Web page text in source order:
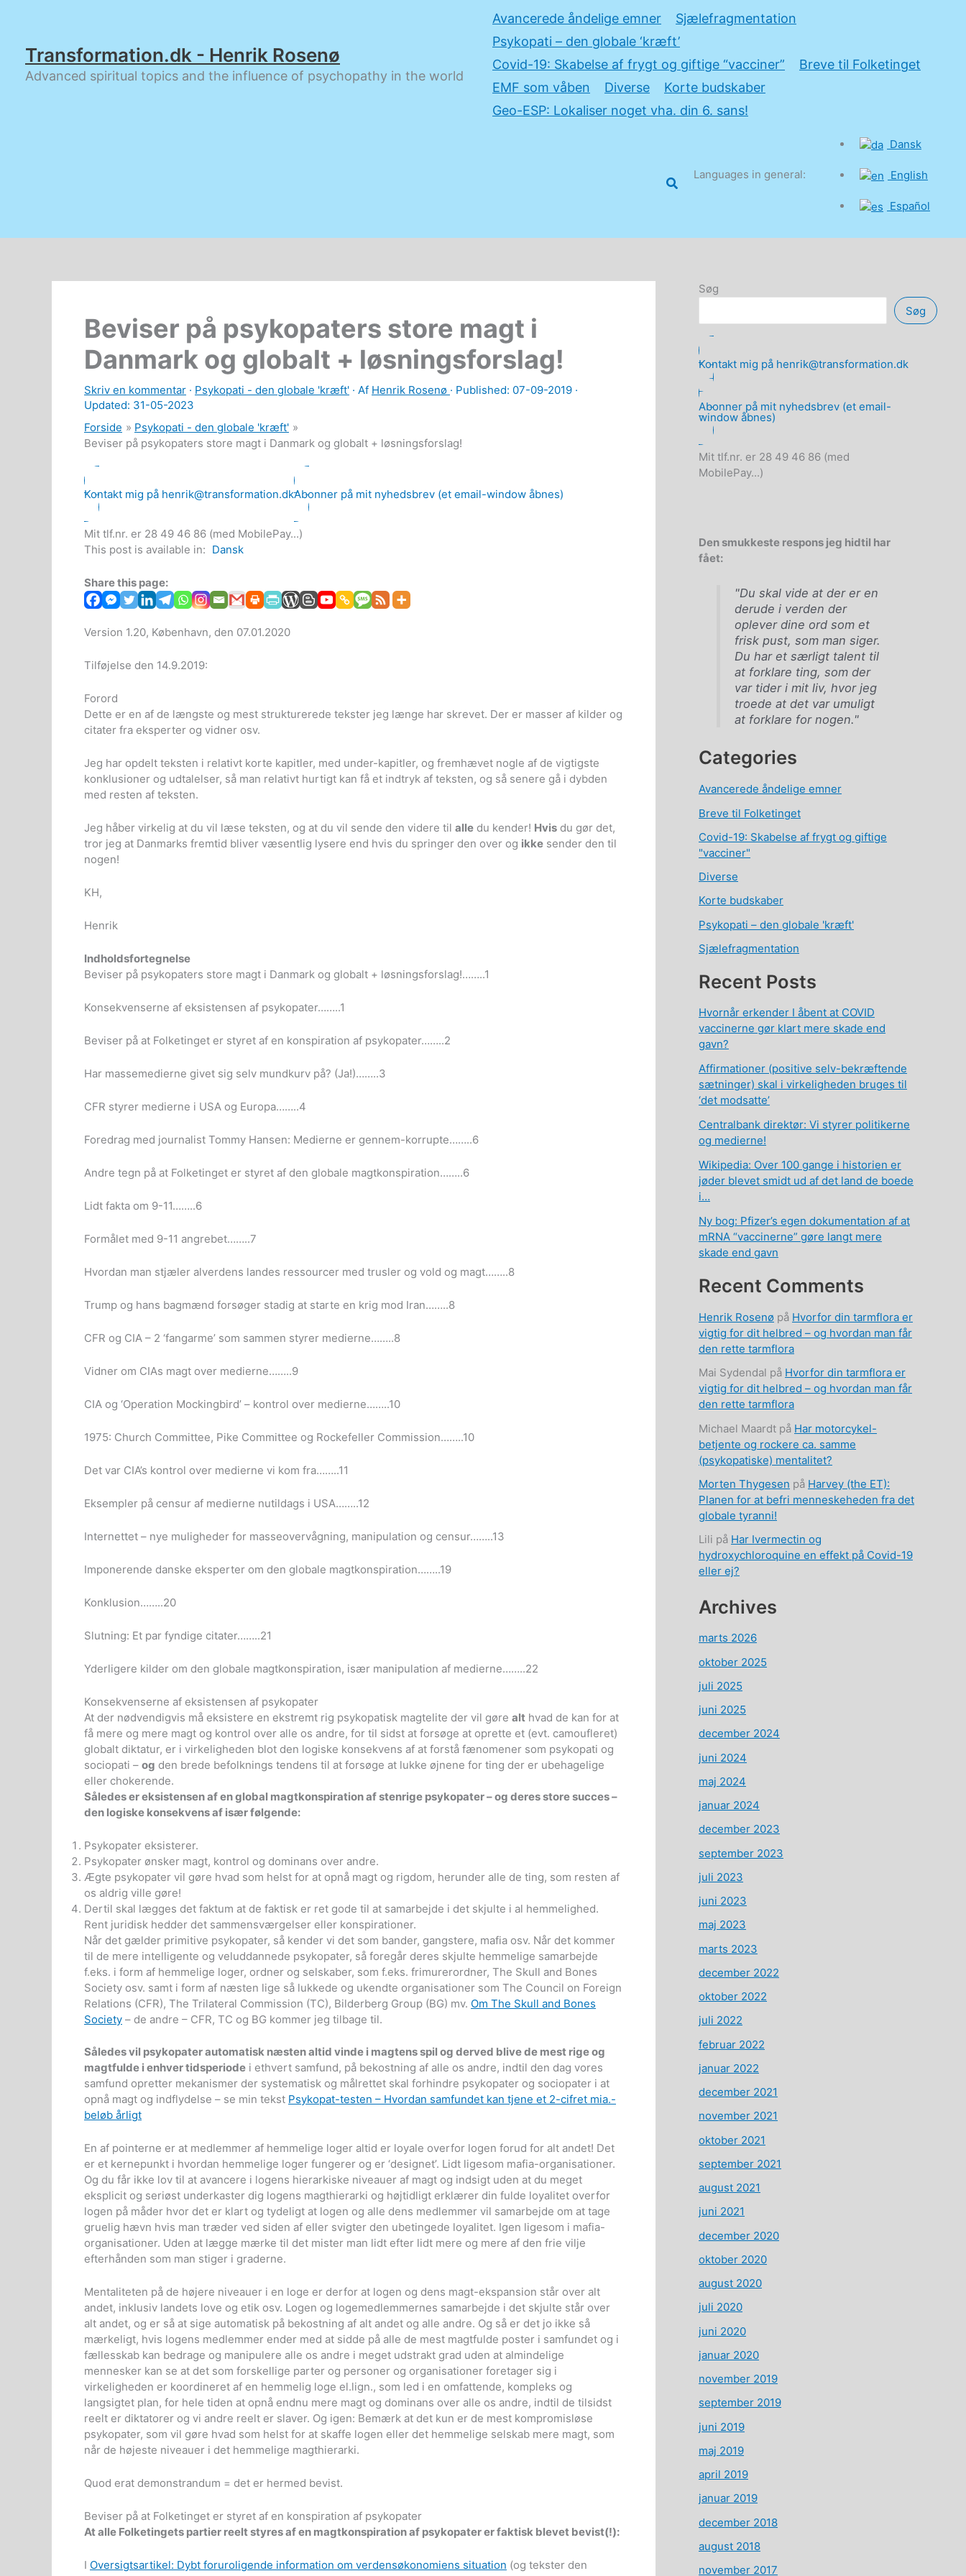
Transformation.dk - Henrik Rosenø
Advanced spiritual topics and the influence of psychopathy in the world
Avancerede åndelige emner
Sjælefragmentation
Psykopati – den globale ‘kræft’
Covid-19: Skabelse af frygt og giftige “vacciner”
Breve til Folketinget
EMF som våben
Diverse
Korte budskaber
Geo-ESP: Lokaliser noget vha. din 6. sans!
Søg Languages in general:
Dansk
English
Español
Beviser på psykopaters store magt i
Danmark og globalt + løsningsforslag!
Skriv en kommentar · Psykopati - den globale 'kræft' · Af Henrik Rosenø · Published: 07-09-2019 ·
Updated: 31-05-2023
Forside
Psykopati - den globale 'kræft'
Beviser på psykopaters store magt i Danmark og globalt + løsningsforslag!
Kontakt mig på henrik@transformation.dkAbonner på mit nyhedsbrev (et email-window åbnes)
Mit tlf.nr. er 28 49 46 86 (med MobilePay...)
This post is available in: Dansk
Share this page:
Version 1.20, København, den 07.01.2020
Tilføjelse den 14.9.2019:
Forord
Dette er en af de længste og mest strukturerede tekster jeg længe har skrevet. Der er masser af kilder og
citater fra eksperter og vidner osv.
Jeg har opdelt teksten i relativt korte kapitler, med under-kapitler, og fremhævet nogle af de vigtigste
konklusioner og udtalelser, så man relativt hurtigt kan få et indtryk af teksten, og så senere gå i dybden
med resten af teksten.
Jeg håber virkelig at du vil læse teksten, og at du vil sende den videre til alle du kender! Hvis du gør det,
tror jeg at Danmarks fremtid bliver væsentlig lysere end hvis du springer den over og ikke sender den til
nogen!
KH,
Henrik
Indholdsfortegnelse
Beviser på psykopaters store magt i Danmark og globalt + løsningsforslag!……..1
Konsekvenserne af eksistensen af psykopater……..1
Beviser på at Folketinget er styret af en konspiration af psykopater……..2
Har massemedierne givet sig selv mundkurv på? (Ja!)……..3
CFR styrer medierne i USA og Europa……..4
Foredrag med journalist Tommy Hansen: Medierne er gennem-korrupte……..6
Andre tegn på at Folketinget er styret af den globale magtkonspiration……..6
Lidt fakta om 9-11……..6
Formålet med 9-11 angrebet……..7
Hvordan man stjæler alverdens landes ressourcer med trusler og vold og magt……..8
Trump og hans bagmænd forsøger stadig at starte en krig mod Iran……..8
CFR og CIA – 2 ‘fangarme’ som sammen styrer medierne……..8
Vidner om CIAs magt over medierne……..9
CIA og ‘Operation Mockingbird’ – kontrol over medierne……..10
1975: Church Committee, Pike Committee og Rockefeller Commission……..10
Det var CIA’s kontrol over medierne vi kom fra……..11
Eksempler på censur af medierne nutildags i USA……..12
Internettet – nye muligheder for masseovervågning, manipulation og censur……..13
Imponerende danske eksperter om den globale magtkonspiration……..19
Konklusion……..20
Slutning: Et par fyndige citater……..21
Yderligere kilder om den globale magtkonspiration, især manipulation af medierne……..22
Konsekvenserne af eksistensen af psykopater
At der nødvendigvis må eksistere en ekstremt rig psykopatisk magtelite der vil gøre alt hvad de kan for at
få mere og mere magt og kontrol over alle os andre, for til sidst at forsøge at oprette et (evt. camoufleret)
globalt diktatur, er i virkeligheden blot den logiske konsekvens af at forstå fænomener som psykopati og
sociopati – og den brede befolknings tendens til at forsøge at lukke øjnene for ting der er ubehagelige
eller chokerende.
Således er eksistensen af en global magtkonspiration af stenrige psykopater – og deres store succes –
den logiske konsekvens af især følgende:
Psykopater eksisterer.
Psykopater ønsker magt, kontrol og dominans over andre.
Ægte psykopater vil gøre hvad som helst for at opnå magt og rigdom, herunder alle de ting, som resten af
os aldrig ville gøre!
Dertil skal lægges det faktum at de faktisk er ret gode til at samarbejde i det skjulte i al hemmelighed.
Rent juridisk hedder det sammensværgelser eller konspirationer.
Når det gælder primitive psykopater, så kender vi det som bander, gangstere, mafia osv. Når det kommer
til de mere intelligente og veluddannede psykopater, så foregår deres skjulte hemmelige samarbejde
f.eks. i form af hemmelige loger, ordner og selskaber, som f.eks. frimurerordner, The Skull and Bones
Society osv. samt i form af næsten lige så lukkede og ukendte organisationer som The Council on Foreign
Relations (CFR), The Trilateral Commission (TC), Bilderberg Group (BG) mv. Om The Skull and Bones
Society – de andre – CFR, TC og BG kommer jeg tilbage til.
Således vil psykopater automatisk næsten altid vinde i magtens spil og derved blive de mest rige og
magtfulde i enhver tidsperiode i ethvert samfund, på bekostning af alle os andre, indtil den dag vores
samfund opretter mekanismer der systematisk og målrettet skal forhindre psykopater og sociopater i at
opnå magt og indflydelse – se min tekst Psykopat-testen – Hvordan samfundet kan tjene et 2-cifret mia.-
beløb årligt
En af pointerne er at medlemmer af hemmelige loger altid er loyale overfor logen forud for alt andet! Det
er et kernepunkt i hvordan hemmelige loger fungerer og er ‘designet’. Lidt ligesom mafia-organisationer.
Og du får ikke lov til at avancere i logens hierarkiske niveauer af magt og indsigt uden at du meget
eksplicit og seriøst underkaster dig logens magthierarki og højtidligt erklærer din fulde loyalitet overfor
logen på måder hvor det er klart og tydeligt at logen og alle dens medlemmer vil samarbejde om at tage
gruelig hævn hvis man træder ved siden af eller svigter den ubetingede loyalitet. Igen ligesom i mafia-
organisationer. Uden at lægge mærke til det mister man lidt efter lidt mere og mere af den frie vilje
efterhånden som man stiger i graderne.
Mentaliteten på de højere niveauer i en loge er derfor at logen og dens magt-ekspansion står over alt
andet, inklusiv landets love og etik osv. Logen og logemedlemmernes samarbejde i det skjulte står over
alt andet, og er så at sige automatisk på bekostning af alt andet og alle andre. Og så er det jo ikke så
mærkeligt, hvis logens medlemmer ender med at sidde på alle de mest magtfulde poster i samfundet og i
fællesskab kan bedrage og manipulere alle os andre i meget udstrakt grad uden at almindelige
mennesker kan se at det som forskellige parter og personer og organisationer foretager sig i
virkeligheden er koordineret af en hemmelig loge el.lign., som led i en omfattende, kompleks og
langsigtet plan, for hele tiden at opnå endnu mere magt og dominans over alle os andre, indtil de tilsidst
reelt er diktatorer og vi andre reelt er slaver. Og igen: Bemærk at det kun er de mest kompromisløse
psykopater, som vil gøre hvad som helst for at skaffe logen eller det hemmelige selskab mere magt, som
når de højeste niveauer i det hemmelige magthierarki.
Quod erat demonstrandum = det er hermed bevist.
Beviser på at Folketinget er styret af en konspiration af psykopater
At alle Folketingets partier reelt styres af en magtkonspiration af psykopater er faktisk blevet bevist(!):
I Oversigtsartikel: Dybt foruroligende information om verdensøkonomiens situation (og tekster den
Søg
Søg
Kontakt mig på henrik@transformation.dk
Abonner på mit nyhedsbrev (et email-
window åbnes)
Mit tlf.nr. er 28 49 46 86 (med
MobilePay...)
Den smukkeste respons jeg hidtil har
fået:
"Du skal vide at der er en
derude i verden der
oplever dine ord som et
frisk pust, som man siger.
Du har et særligt talent til
at forklare ting, som der
var tider i mit liv, hvor jeg
troede at det var umuligt
at forklare for nogen."
Categories
Avancerede åndelige emner
Breve til Folketinget
Covid-19: Skabelse af frygt og giftige
"vacciner"
Diverse
Korte budskaber
Psykopati – den globale 'kræft'
Sjælefragmentation
Recent Posts
Hvornår erkender I åbent at COVID
vaccinerne gør klart mere skade end
gavn?
Affirmationer (positive selv-bekræftende
sætninger) skal i virkeligheden bruges til
‘det modsatte’
Centralbank direktør: Vi styrer politikerne
og medierne!
Wikipedia: Over 100 gange i historien er
jøder blevet smidt ud af det land de boede
i…
Ny bog: Pfizer’s egen dokumentation af at
mRNA “vaccinerne” gøre langt mere
skade end gavn
Recent Comments
Henrik Rosenø på Hvorfor din tarmflora er
vigtig for dit helbred – og hvordan man får
den rette tarmflora
Mai Sydendal på Hvorfor din tarmflora er
vigtig for dit helbred – og hvordan man får
den rette tarmflora
Michael Maardt på Har motorcykel-
betjente og rockere ca. samme
(psykopatiske) mentalitet?
Morten Thygesen på Harvey (the ET):
Planen for at befri menneskeheden fra det
globale tyranni!
Lili på Har Ivermectin og
hydroxychloroquine en effekt på Covid-19
eller ej?
Archives
marts 2026
oktober 2025
juli 2025
juni 2025
december 2024
juni 2024
maj 2024
januar 2024
december 2023
september 2023
juli 2023
juni 2023
maj 2023
marts 2023
december 2022
oktober 2022
juli 2022
februar 2022
januar 2022
december 2021
november 2021
oktober 2021
september 2021
august 2021
juni 2021
december 2020
oktober 2020
august 2020
juli 2020
juni 2020
januar 2020
november 2019
september 2019
juni 2019
maj 2019
april 2019
januar 2019
december 2018
august 2018
november 2017